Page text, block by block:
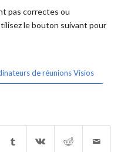
pas correctes ou
le bouton suivant pour
de réunions Visios